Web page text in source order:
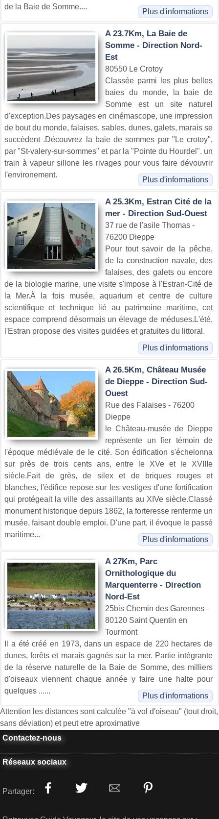
de la Baie de Somme....
Plus d'informations
A 23.7Km, La Baie de
Somme - Direction Nord-
Est
80550 Le Crotoy
Classée parmi les plus belles
baies du monde, la baie de
Somme est un site naturel
d'exception.Des paysages en cinémascope, une impression
de bout du monde, falaises, sables, dunes, galets, marais se
succèdent .Découvrez la baie de sommes par "Le crotoy",
par "St-valery-sur-sommes" et par la "Pointe du Hourdel". un
train à vapeur sillone les rivages pour vous faire dévouvrir
l'environement.
Plus d'informations
A 25.3Km, Estran Cité de la
mer - Direction Sud-Ouest
37 rue de l'asile Thomas -
76200 Dieppe
Pour tout savoir de la pêche,
de la construction navale, des
falaises, des galets ou encore
de la biologie marine, une visite s'impose à l'Estran-Cité de
la Mer.À la fois musée, aquarium et centre de culture
scientifique et technique lié au patrimoine maritime, cet
espace comprend désormais un élevage de méduses.L'été,
l'Estran propose des visites guidées et gratuites du littoral.
Plus d'informations
A 26.5Km, Château Musée
de Dieppe - Direction Sud-
Ouest
Rue des Falaises - 76200
Dieppe
le Château-musée de Dieppe
représente un fier témoin de
l'époque médiévale de le cité. Son édification s'échelonna
sur près de trois cents ans, entre le XVe et le XVIIIe
siècle.Fait de grès, de silex et de briques rouges et
blanches, l'édifice repose sur les vestiges d'une fortification
qui protégeait la ville des assaillants au XIVe siècle.Classé
monument historique depuis 1862, la forteresse renferme un
musée, faisant double emploi. D'une part, il évoque le passé
maritime...
Plus d'informations
A 27Km, Parc
Ornithologique du
Marquenterre - Direction
Nord-Est
25bis Chemin des Garennes -
80120 Saint Quentin en
Tourmont
Il a été créé en 1973, dans un espace de 220 hectares de
dunes, forêts et marais gagnés sur la mer. Partie intégrante
de la réserve naturelle de la Baie de Somme, des milliers
d'oiseaux viennent chaque année y faire une halte pour
quelques ......
Plus d'informations
Attention les distances sont calculée "à vol d'oiseau" (tout droit,
sans déviation) et peut etre aproximative
Contactez-nous
Réseaux sociaux
Partager: